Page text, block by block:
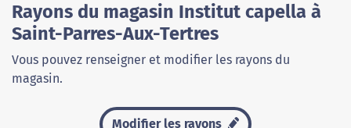
Rayons du magasin Institut capella à
Saint-Parres-Aux-Tertres
Vous pouvez renseigner et modifier les rayons du
magasin.
Modifier les rayons